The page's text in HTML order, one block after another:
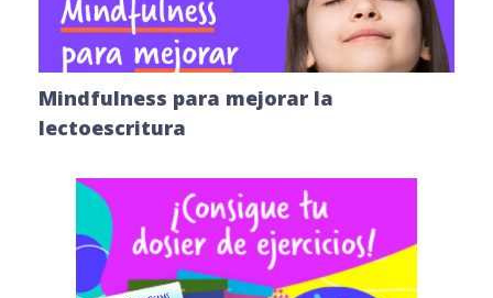
Mindfulness para mejorar la
lectoescritura